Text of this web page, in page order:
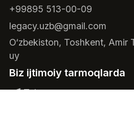
+99895 513-00-09
legacy.uzb@gmail.com
O‘zbekiston, Toshkent, Amir
uy
Biz ijtimoiy tarmoqlarda
Telegram